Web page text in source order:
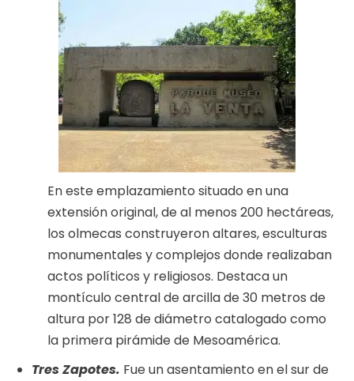
En este emplazamiento situado en una
extensión original, de al menos 200 hectáreas,
los olmecas construyeron altares, esculturas
monumentales y complejos donde realizaban
actos políticos y religiosos. Destaca un
montículo central de arcilla de 30 metros de
altura por 128 de diámetro catalogado como
la primera pirámide de Mesoamérica.
Tres Zapotes. Fue un asentamiento en el sur de